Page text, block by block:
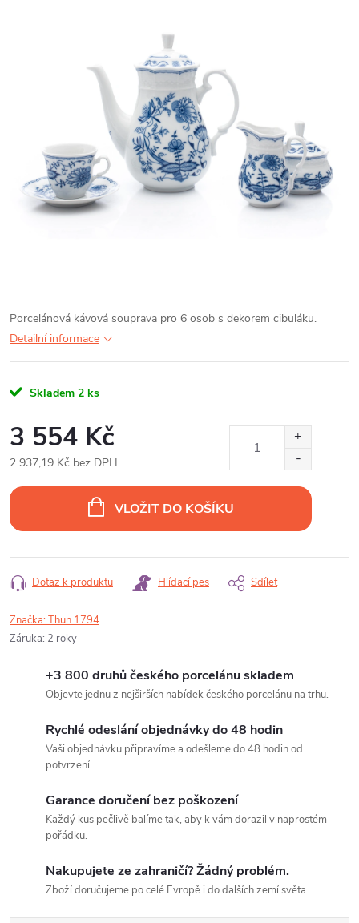
Porcelánová kávová souprava pro 6 osob s dekorem cibuláku.
Detailní informace
Skladem 2 ks
3 554 Kč
2 937,19 Kč bez DPH
cena:
VLOŽIT DO KOŠÍKU
Dotaz k produktu Hlídací pes Sdílet
Značka:Thun 1794
Záruka: 2 roky
+3 800 druhů českého porcelánu skladem
Objevte jednu z nejširších nabídek českého porcelánu na trhu.
Rychlé odeslání objednávky do 48 hodin
Vaši objednávku připravíme a odešleme do 48 hodin od
potvrzení.
Garance doručení bez poškození
Každý kus pečlivě balíme tak, aby k vám dorazil v naprostém
pořádku.
Nakupujete ze zahraničí? Žádný problém.
Zboží doručujeme po celé Evropě i do dalších zemí světa.